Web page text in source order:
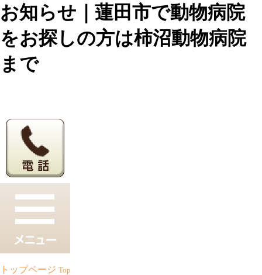
お知らせ｜蓮田市で動物病院
をお探しの方は柿沼動物病院
まで
トップページ Top